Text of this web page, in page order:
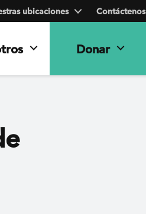
Donar
ubicaciones Contáctenos